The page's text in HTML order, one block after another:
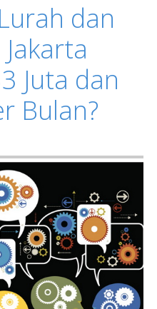
dan
Juta dan
Bulan?